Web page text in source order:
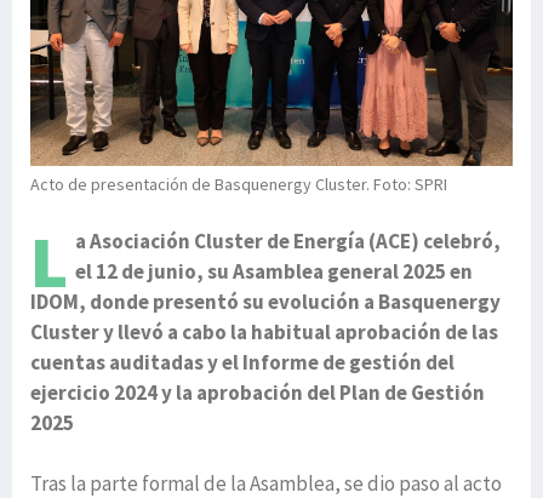
Acto de presentación de Basquenergy Cluster. Foto: SPRI
L a Asociación Cluster de Energía (ACE) celebró,
el 12 de junio, su Asamblea general 2025 en
IDOM, donde presentó su evolución a Basquenergy
Cluster y llevó a cabo la habitual aprobación de las
cuentas auditadas y el Informe de gestión del
ejercicio 2024 y la aprobación del Plan de Gestión
2025
Tras la parte formal de la Asamblea, se dio paso al acto